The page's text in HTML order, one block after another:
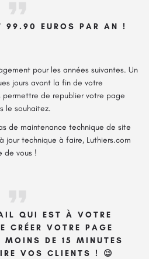
99.90 EUROS PAR AN !
pour les années suivantes. Un
jours avant la fin de votre
permettre de republier votre page
le souhaitez.
de maintenance technique de site
jour technique à faire, Luthiers.com
de vous !
QUI EST À VOTRE
CRÉER VOTRE PAGE
MOINS DE 15 MINUTES
VOS CLIENTS ! 😉